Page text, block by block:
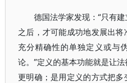
德国法学家发现：“只有
之后，才可能成功地发展出
充分精确性的单独定义或与
论。”定义的基本功能就是让
更明确；是用定义的方式把